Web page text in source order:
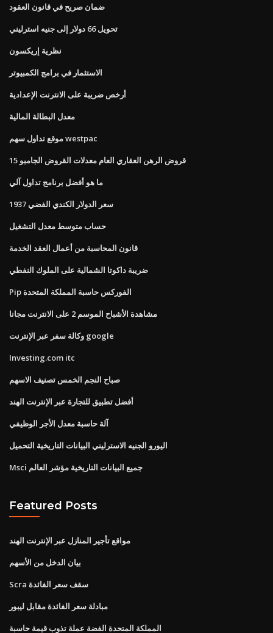
ضمان صريح في قانون العقود
تحويل 66 دولار إلى جنيه استرليني
نظرية إريكسون
الاستثمار في برامج الكمبيوتر
أرخص ضريبة على الانترنت الإعدادية
معدل البطالة المالية
موقع تداول سهم westpac
15 قروض الرهن العقاري العام معدلات القروض الجامبو
ما هو أفضل برنامج تداول آلي
1937 سعر الدولار الكندي الفضي
حساب متوسط ​​معدل التشغيل
قانون المحاسبة من أعمال العقد الخدمة
ضريبة داكوتا الشمالية على الملوك النفطي
Pip الفوركس حاسبة المملكة المتحدة
مشاهدة الأشباح الموسم 2 على الانترنت مجانا
وكالة سفر عبر الإنترنت google
Investing.com itc
صباح النجم الخمس تصنيف الاسهم
أفضل تطبيق للتجارة عبر الإنترنت الهند
آلة حاسبة معدل الأجر الوظيفي
اليورو الجنيه الاسترليني البيانات التاريخية التحميل
Msci جميع البيانات التاريخية مؤشر العالم
Featured Posts
مواقع تأجير المنازل عبر الإنترنت الهند
بيان الدخل من الأسهم
Scra سقف سعر الفائدة
مبادلة سعر الفائدة مقابل ليبور
المملكة المتحدة الفضة عملة تذوب قيمة حاسبة